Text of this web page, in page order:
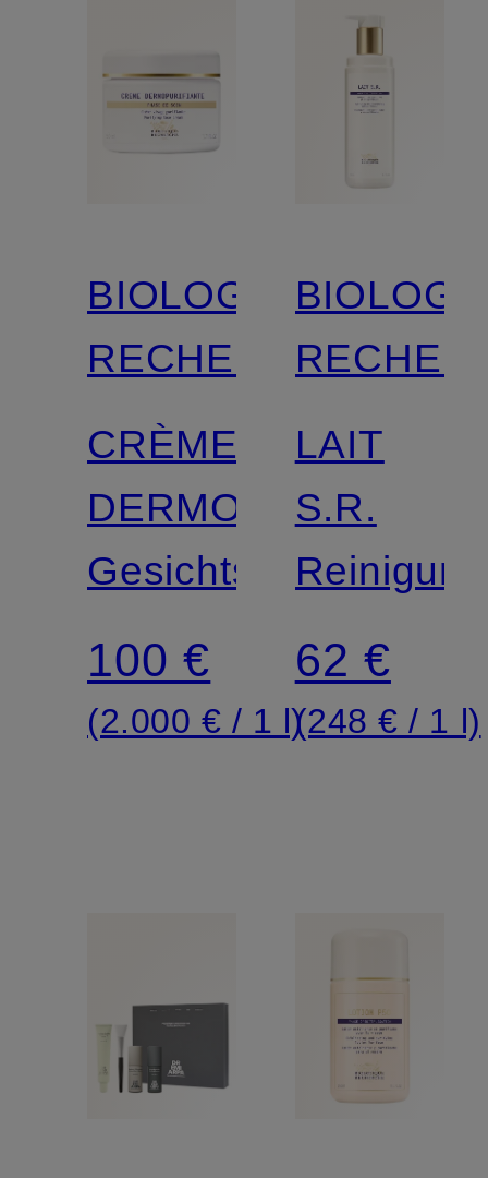
BIOLOGIQUE
RECHERCHE
CRÈME
Gesichtscreme
100 €
(2.000 € / 1 l)
LAIT
S.R.
62 €
(248 € / 1 l)